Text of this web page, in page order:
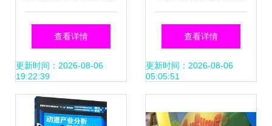
画制作如何助力企
业产品宣传与动漫
开发
查看详情
更新时间：2026-08-06
19:22:39
手办 从零开始的制
作全流程解析
查看详情
更新时间：2026-08-06
05:05:51